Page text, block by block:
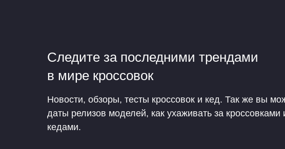
Следите за последними трендами
в мире кроссовок
Новости, обзоры, тесты кроссовок и кед. Так же вы
даты релизов моделей, как ухаживать за кроссовками
кедами.